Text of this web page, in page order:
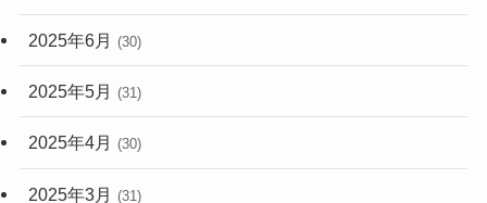
2025年6月 (30)
2025年5月 (31)
2025年4月 (30)
2025年3月 (31)